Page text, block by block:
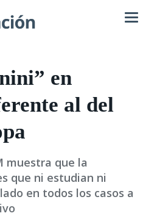
en
al del
muestra que la
que ni estudian ni
en todos los casos a